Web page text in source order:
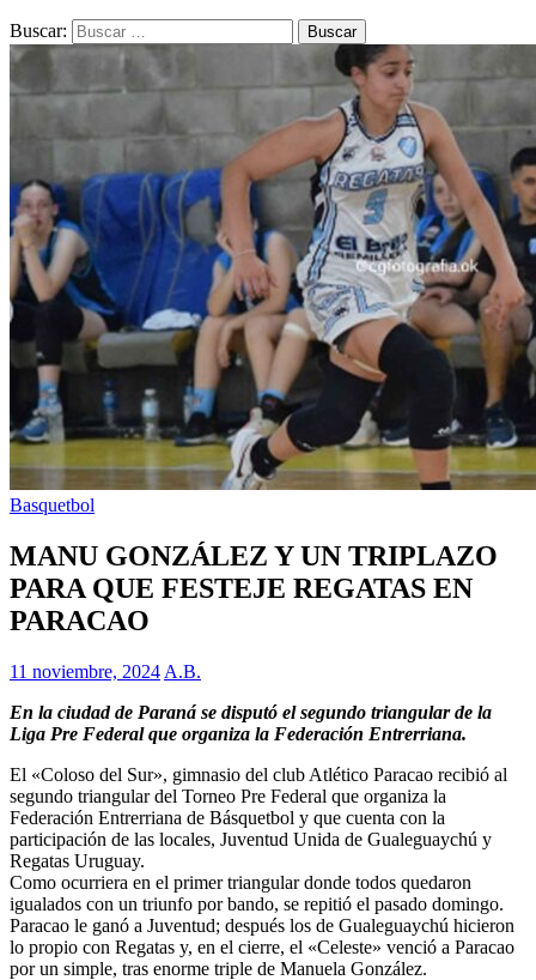
Buscar:
Basquetbol
MANU GONZÁLEZ Y UN TRIPLAZO
PARA QUE FESTEJE REGATAS EN
PARACAO
11 noviembre, 2024 A.B.
En la ciudad de Paraná se disputó el segundo triangular de la
Liga Pre Federal que organiza la Federación Entrerriana.
El «Coloso del Sur», gimnasio del club Atlético Paracao recibió al
segundo triangular del Torneo Pre Federal que organiza la
Federación Entrerriana de Básquetbol y que cuenta con la
participación de las locales, Juventud Unida de Gualeguaychú y
Regatas Uruguay.
Como ocurriera en el primer triangular donde todos quedaron
igualados con un triunfo por bando, se repitió el pasado domingo.
Paracao le ganó a Juventud; después los de Gualeguaychú hicieron
lo propio con Regatas y, en el cierre, el «Celeste» venció a Paracao
por un simple, tras enorme triple de Manuela González.